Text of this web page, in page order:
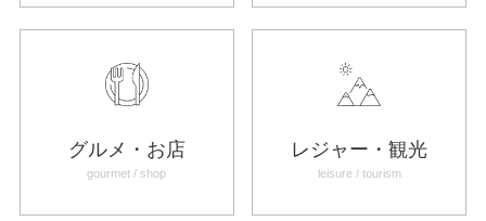
グルメ・お店
gourmet / shop
レジャー・観光
leisure / tourism